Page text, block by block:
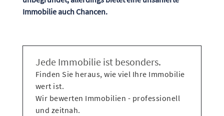
Immobilie auch Chancen.
Jede Immobilie ist besonders.
Finden Sie heraus, wie viel Ihre Immobilie
wert ist.
Wir bewerten Immobilien - professionell
und zeitnah.